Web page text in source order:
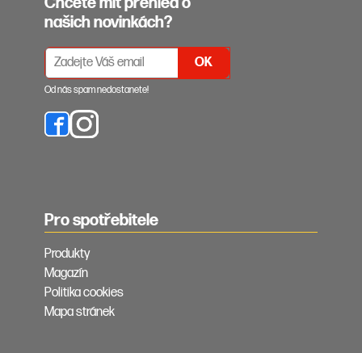
Pro spotřebitele
Produkty
Magazín
Politika cookies
Mapa stránek
našich novinkách?
PŘIHLÁŠENÍ K ODBĚRU NEWSLETTERŮ
Od nás spam nedostanete!